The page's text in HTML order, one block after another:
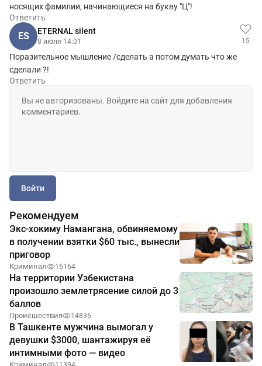
носящих фамилии, начинающиеся на букву "Ц"!
Ответить
ES ETERNAL silent
8 июля 14:01 15
Поразительное мышление /сделать а потом думать что же
сделали ?!
Ответить
Войти
Рекомендуем
Экс-хокиму Намангана, обвиняемому
в получении взятки $60 тыс., вынесли
приговор
Криминал 16164
На территории Узбекистана
произошло землетрясение силой до 3
баллов
Происшествия 14836
В Ташкенте мужчина вымогал у
девушки $3000, шантажируя её
интимными фото — видео